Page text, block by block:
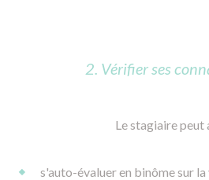
2. Vérifier ses
Le stagiaire peut
s'auto-évaluer en binôme sur